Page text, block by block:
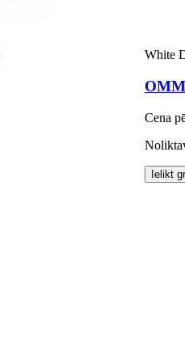
White
Cena
Ielikt